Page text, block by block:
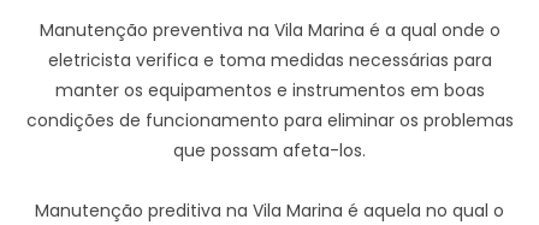
Manutenção preventiva na Vila Marina é a qual onde o
eletricista verifica e toma medidas necessárias para
manter os equipamentos e instrumentos em boas
condições de funcionamento para eliminar os problemas
que possam afeta-los.
Manutenção preditiva na Vila Marina é aquela no qual o